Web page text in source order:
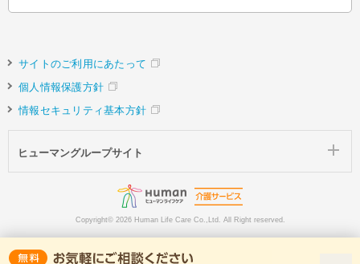
サイトのご利用にあたって
個人情報保護方針
情報セキュリティ基本方針
ヒューマングループサイト
Copyright© 2026 Human Life Care Co.,Ltd. All Right reserved.